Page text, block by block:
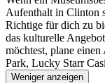
Aufenthalt in Clinton
Richtige für dich zu
das kulturelle
möchtest, plane
Park, Lucky Starr
Weniger anzeigen